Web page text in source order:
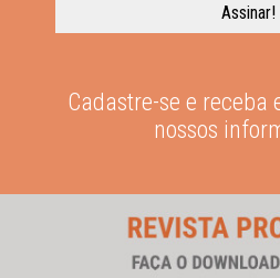
Cadastre-se e receba
nossos